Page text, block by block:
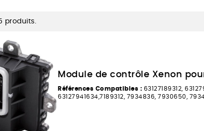
produits.
Module de contrôle Xenon
Références Compatibles : 63127189312,
63127941634,7189312, 7934836, 7930650,